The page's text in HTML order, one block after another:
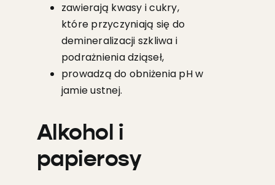
zawierają kwasy i cukry,
które przyczyniają się do
demineralizacji szkliwa i
podrażnienia dziąseł,
prowadzą do obniżenia pH w
jamie ustnej.
Alkohol i
papierosy